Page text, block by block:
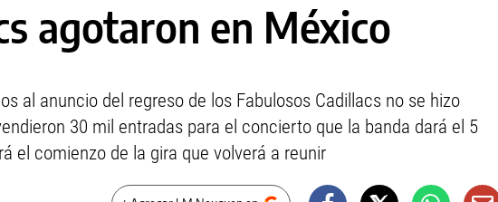
agotaron en México
al anuncio del regreso de los Fabulosos Cadillacs no se hizo
30 mil entradas para el concierto que la banda dará el 5
el comienzo de la gira que volverá a reunir